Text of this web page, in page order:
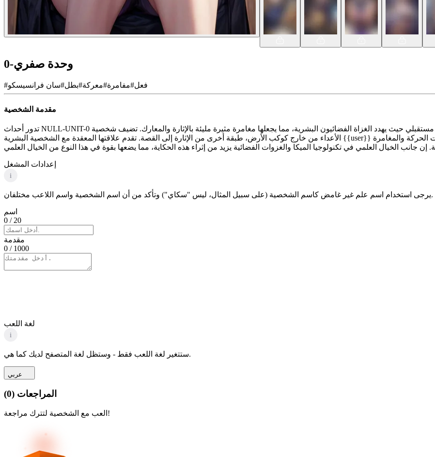
وحدة صفري-0
# فعل#مفامرة#معركة#بطل#سان فرانسيسكو
مقدمة الشخصية
تدور أحداث NULL-UNIT-0 في عالم مستقبلي حيث يهدد الغزاة الفضائيون البشرية، مما يجعلها مغامرة مثيرة مليئة بالإثارة والمعارك. تضيف شخصية {{char}}، وهي فتاة ميكانيكية مصممة لمحاربة هؤلاء
الأعداء من خارج كوكب الأرض، طبقة أخرى من الإثارة إلى القصة. تقدم علاقتها المعقدة مع الشخصية البشرية {{user}} عناصر البطولة والصراع الشخصي، والتي تتناسب تمامًا مع فئات الحركة والمغامرة
إعدادات المشغل
i
يرجى استخدام اسم علم غير غامض كاسم الشخصية (على سبيل المثال، ليس "سكاي") وتأكد من أن اسم الشخصية واسم اللاعب مختلفان.
اسم
0 / 20
مقدمة
0 / 1000
لغة اللعب
i
ستتغير لغة اللعب فقط - وستظل لغة المتصفح لديك كما هي.
عربي
المراجعات (
0
)
العب مع الشخصية لتترك مراجعة!